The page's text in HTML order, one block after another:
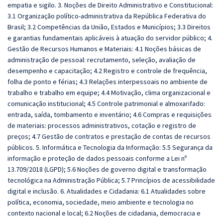
empatia e sigilo. 3. Noções de Direito Administrativo e Constitucional:
3.1 Organização político-administrativa da República Federativa do
Brasil; 3.2 Competências da União, Estados e Municípios; 3.3 Direitos
e garantias fundamentais aplicáveis à atuação do servidor público; 4.
Gestão de Recursos Humanos e Materiais: 4.1 Noções básicas de
administração de pessoal: recrutamento, seleção, avaliação de
desempenho e capacitação; 4.2 Registro e controle de frequência,
folha de ponto e férias; 4.3 Relações interpessoais no ambiente de
trabalho e trabalho em equipe; 4.4 Motivação, clima organizacional e
comunicação institucional; 4.5 Controle patrimonial e almoxarifado:
entrada, saída, tombamento e inventário; 4.6 Compras e requisições
de materiais: processos administrativos, cotação e registro de
preços; 4.7 Gestão de contratos e prestação de contas de recursos
públicos. 5. Informática e Tecnologia da Informação: 5.5 Segurança da
informação e proteção de dados pessoais conforme a Lei nº
13.709/2018 (LGPD); 5.6 Noções de governo digital e transformação
tecnológica na Administração Pública; 5.7 Princípios de acessibilidade
digital e inclusão. 6. Atualidades e Cidadania: 6.1 Atualidades sobre
política, economia, sociedade, meio ambiente e tecnologia no
contexto nacional e local; 6.2 Noções de cidadania, democracia e